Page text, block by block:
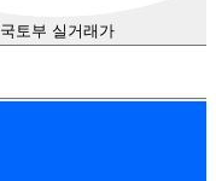
국토부 실거래가